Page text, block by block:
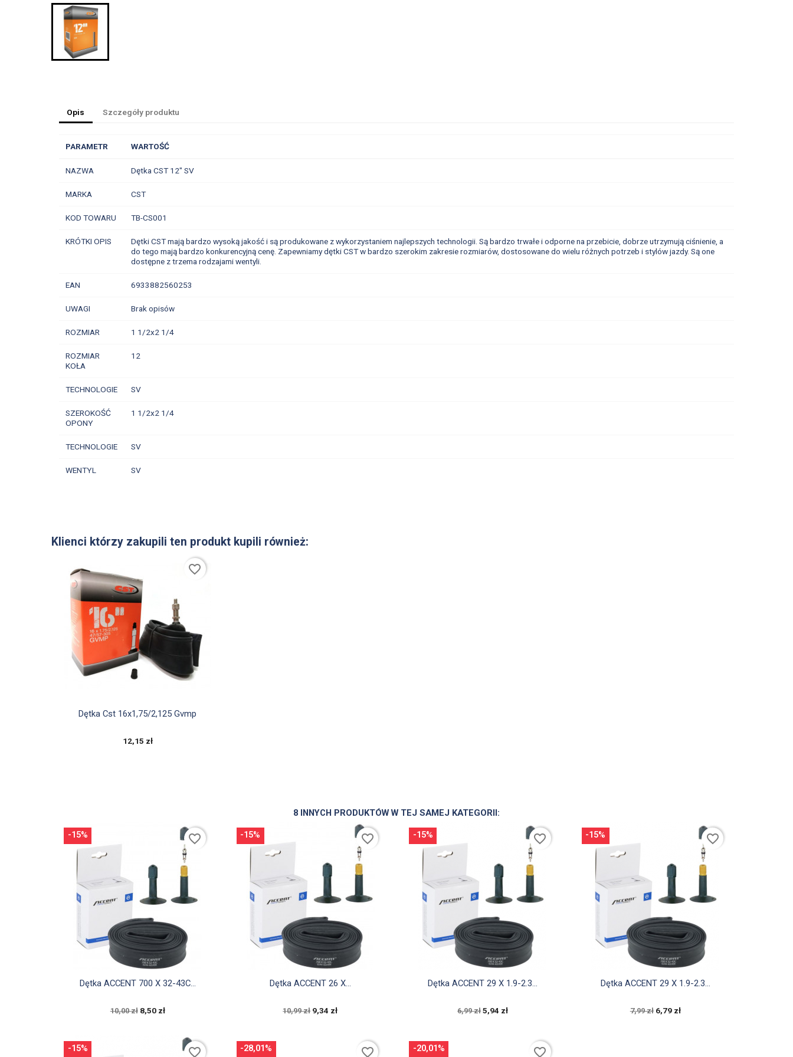
Opis Szczegóły produktu
PARAMETR WARTOŚĆ
NAZWA Dętka CST 12" SV
MARKA CST
KOD TOWARU TB-CS001
KRÓTKI OPIS
Dętki CST mają bardzo wysoką jakość i są produkowane z wykorzystaniem najlepszych technologii. Są bardzo trwałe i odporne na przebicie, dobrze utrzymują ciśnienie, a
do tego mają bardzo konkurencyjną cenę. Zapewniamy dętki CST w bardzo szerokim zakresie rozmiarów, dostosowane do wielu różnych potrzeb i stylów jazdy. Są one
dostępne z trzema rodzajami wentyli.
EAN 6933882560253
UWAGI Brak opisów
ROZMIAR 1 1/2x2 1/4
ROZMIAR
KOŁA
12
TECHNOLOGIE SV
SZEROKOŚĆ
OPONY
1 1/2x2 1/4
TECHNOLOGIE SV
WENTYL SV
Klienci którzy zakupili ten produkt kupili również:
Szybki podgląd
Dętka Cst 16x1,75/2,125 Gvmp
12,15 zł
favorite_border
8 INNYCH PRODUKTÓW W TEJ SAMEJ KATEGORII:
Szybki podgląd
Dętka ACCENT 700 X 32-43C...
10,00 zł 8,50 zł
-15% favorite_border
Szybki podgląd
Dętka ACCENT 26 X...
10,99 zł 9,34 zł
-15% favorite_border
Szybki podgląd
Dętka ACCENT 29 X 1.9-2.3...
6,99 zł 5,94 zł
-15% favorite_border
Szybki podgląd
Dętka ACCENT 29 X 1.9-2.3...
7,99 zł 6,79 zł
-15% favorite_border
-15% favorite_border -28,01% favorite_border -20,01% favorite_border